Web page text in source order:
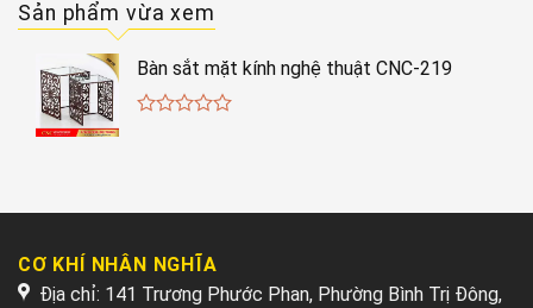
Sản phẩm vừa xem
Bàn sắt mặt kính nghệ thuật CNC-219
CƠ KHÍ NHÂN NGHĨA
Địa chỉ: 141 Trương Phước Phan, Phường Bình Trị Đông,